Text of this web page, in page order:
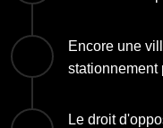
Encore une
stationnement
Le droit